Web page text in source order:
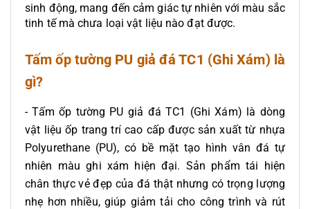
sinh động, mang đến cảm giác tự nhiên với màu sắc
tinh tế mà chưa loại vật liệu nào đạt được.
Tấm ốp tường PU giả đá TC1 (Ghi Xám) là
gì?
- Tấm ốp tường PU giả đá TC1 (Ghi Xám) là dòng
vật liệu ốp trang trí cao cấp được sản xuất từ nhựa
Polyurethane (PU), có bề mặt tạo hình vân đá tự
nhiên màu ghi xám hiện đại. Sản phẩm tái hiện
chân thực vẻ đẹp của đá thật nhưng có trọng lượng
nhẹ hơn nhiều, giúp giảm tải cho công trình và rút